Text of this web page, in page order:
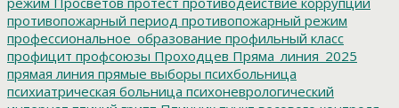
противопожарный период противопожарный режим
профессиональное_образование профильный класс
профицит профсоюзы Проходцев Пряма_линия_2025
прямая линия прямые выборы психбольница
психиатрическая больница психоневрологический